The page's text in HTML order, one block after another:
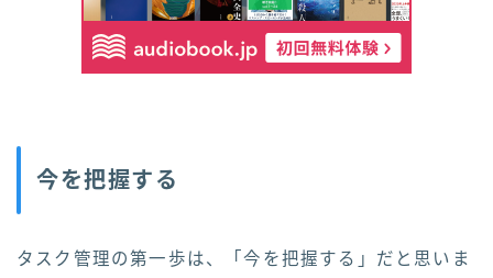
今を把握する
タスク管理の第一歩は、「今を把握する」だと思いま